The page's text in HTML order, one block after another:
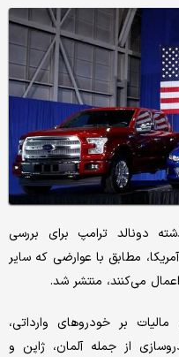
دونالد ترامپ برای بررسی
مطابق با عوارضی که سایر
می‌کنند، منتشر شد.
بر خودروهای وارداتی،
از جمله آلمان، ژاپن و